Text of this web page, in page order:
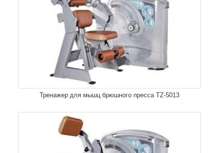
Тренажер для мышц брюшного пресса TZ-5013